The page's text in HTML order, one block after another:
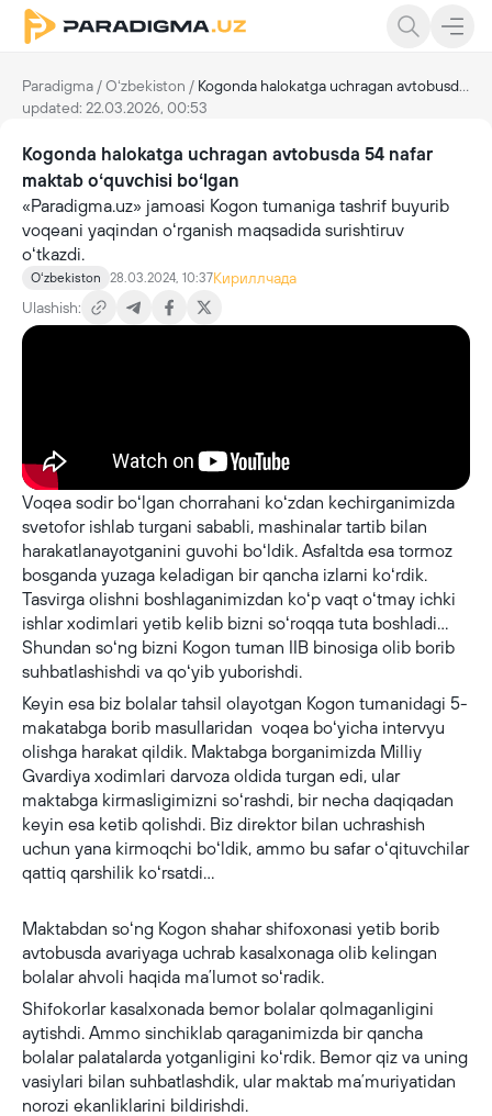
Paradigma /Oʻzbekiston / Kogonda halokatga uchragan avtobusda 54 nafar maktab oʻquvchisi boʻlgan
updated: 22.03.2026, 00:53
Kogonda halokatga uchragan avtobusda 54 nafar
maktab oʻquvchisi boʻlgan
«Paradigma.uz» jamoasi Kogon tumaniga tashrif buyurib
voqeani yaqindan oʻrganish maqsadida surishtiruv
oʻtkazdi.
Oʻzbekiston 28.03.2024, 10:37Кириллчада
Ulashish:
Voqea sodir boʻlgan chorrahani koʻzdan kechirganimizda
svetofor ishlab turgani sababli, mashinalar tartib bilan
harakatlanayotganini guvohi boʻldik. Asfaltda esa tormoz
bosganda yuzaga keladigan bir qancha izlarni koʻrdik.
Tasvirga olishni boshlaganimizdan koʻp vaqt oʻtmay ichki
ishlar xodimlari yetib kelib bizni soʻroqqa tuta boshladi…
Shundan soʻng bizni Kogon tuman IIB binosiga olib borib
suhbatlashishdi va qoʻyib yuborishdi.
Keyin esa biz bolalar tahsil olayotgan Kogon tumanidagi 5-
makatabga borib masullaridan voqea boʻyicha intervyu
olishga harakat qildik. Maktabga borganimizda Milliy
Gvardiya xodimlari darvoza oldida turgan edi, ular
maktabga kirmasligimizni soʻrashdi, bir necha daqiqadan
keyin esa ketib qolishdi. Biz direktor bilan uchrashish
uchun yana kirmoqchi boʻldik, ammo bu safar oʻqituvchilar
qattiq qarshilik koʻrsatdi…
Maktabdan soʻng Kogon shahar shifoxonasi yetib borib
avtobusda avariyaga uchrab kasalxonaga olib kelingan
bolalar ahvoli haqida maʼlumot soʻradik.
Shifokorlar kasalxonada bemor bolalar qolmaganligini
aytishdi. Ammo sinchiklab qaraganimizda bir qancha
bolalar palatalarda yotganligini koʻrdik. Bemor qiz va uning
vasiylari bilan suhbatlashdik, ular maktab maʼmuriyatidan
norozi ekanliklarini bildirishdi.